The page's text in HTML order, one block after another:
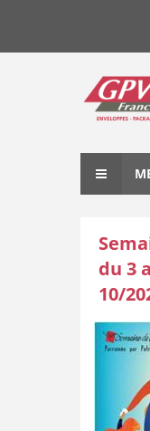
du 3
10/